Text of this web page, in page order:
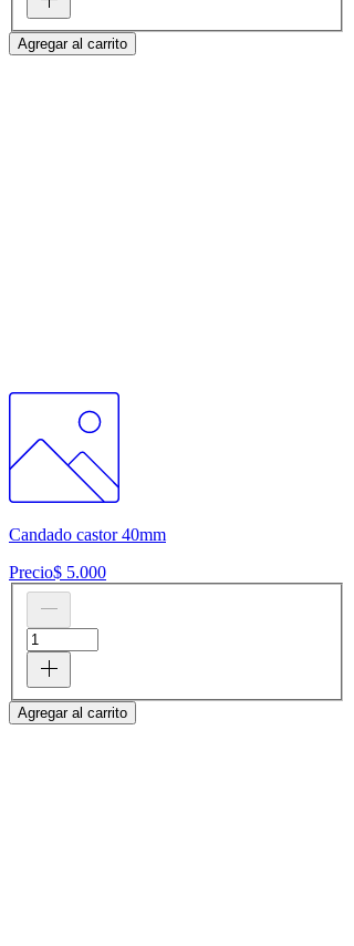
Agregar al carrito
Candado castor 40mm
Precio$ 5.000
Agregar al carrito